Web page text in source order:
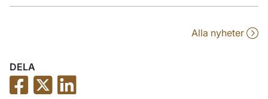
Alla nyheter
DELA